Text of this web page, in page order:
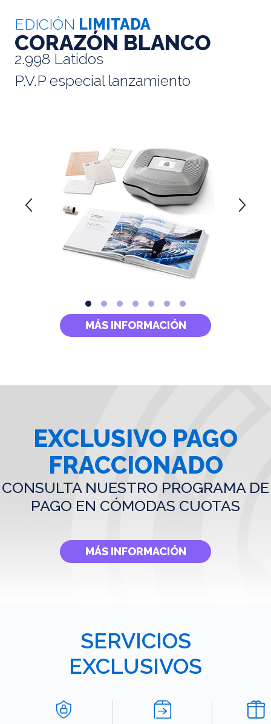
EDICIÓN LIMITADA
CORAZÓN BLANCO
2.998 Latidos
P.V.P especial lanzamiento
MÁS INFORMACIÓN
EXCLUSIVO PAGO
FRACCIONADO
CONSULTA NUESTRO PROGRAMA DE
PAGO EN CÓMODAS CUOTAS
MÁS INFORMACIÓN
SERVICIOS
EXCLUSIVOS